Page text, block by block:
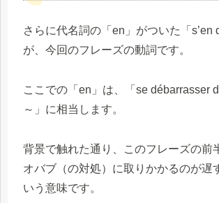
さらに代名詞の「en」がついた「s’en
が、今回のフレーズの動詞です。
ここでの「en」は、「se débarrasser
～」に相当します。
背景で触れた通り、このフレーズの前
オバブ（の対処）に取りかかるのが遅
いう意味です。